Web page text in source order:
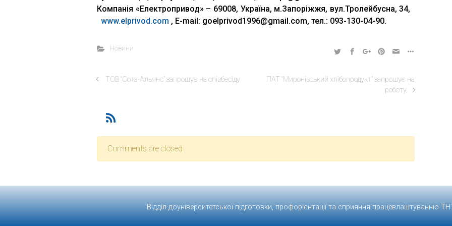
Компанія «Електропривод» – 69008, Україна, м.Запоріжжя, вул.Тролейбусна, 34,
www.elprivod.com , Е-mail: goelprivod1996@gmail.com, тел.: 093-130-04-90.
Новини
ТОВ “Сота-Альянс” запрошує на співбесіду
ПАТ “Миронівський хлібопродукт” запрошує на
роботу
Comments are closed
Відділ доуніверситетської підготовки, профорієнтації та сприяння працевлаштуванню